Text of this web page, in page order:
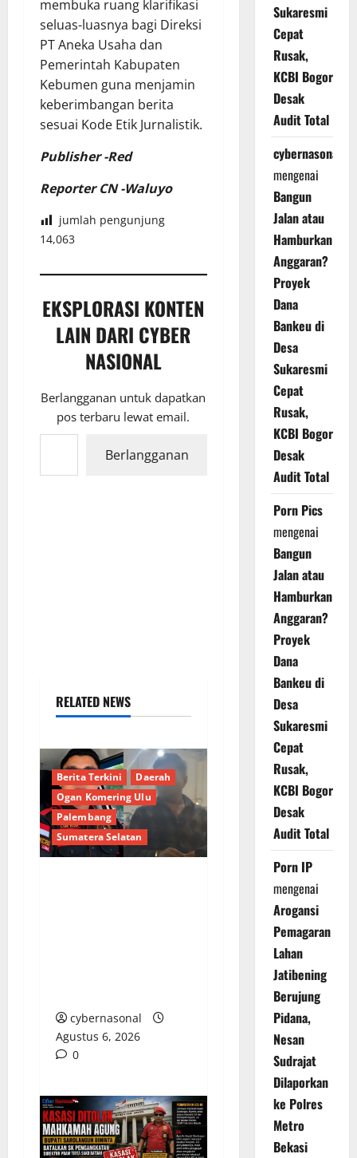
membuka ruang klarifikasi
seluas-luasnya bagi Direksi
PT Aneka Usaha dan
Pemerintah Kabupaten
Kebumen guna menjamin
keberimbangan berita
sesuai Kode Etik Jurnalistik.
Publisher -Red
Reporter CN -Waluyo
jumlah pengunjung
14,063
EKSPLORASI KONTEN
LAIN DARI CYBER
NASIONAL
Berlangganan untuk dapatkan
pos terbaru lewat email.
Ketikkan email Anda...
Berlangganan
RELATED NEWS
Berita Terkini
Daerah
Ogan Komering Ulu
Palembang
Sumatera Selatan
cybernasonal
Agustus 6, 2026
0
Sukaresmi
Cepat
Rusak,
KCBI Bogor
Desak
Audit Total
cybernasonal
mengenai
Bangun
Jalan atau
Hamburkan
Anggaran?
Proyek
Dana
Bankeu di
Desa
Sukaresmi
Cepat
Rusak,
KCBI Bogor
Desak
Audit Total
Porn Pics
mengenai
Bangun
Jalan atau
Hamburkan
Anggaran?
Proyek
Dana
Bankeu di
Desa
Sukaresmi
Cepat
Rusak,
KCBI Bogor
Desak
Audit Total
Porn IP
mengenai
Arogansi
Pemagaran
Lahan
Jatibening
Berujung
Pidana,
Nesan
Sudrajat
Dilaporkan
ke Polres
Metro
Bekasi